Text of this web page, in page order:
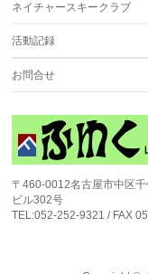
ネイチャースキークラブ
活動記録
お問合せ
〒460-0012名古屋市中区
ビル302号
TEL:052-252-9321 / FAX